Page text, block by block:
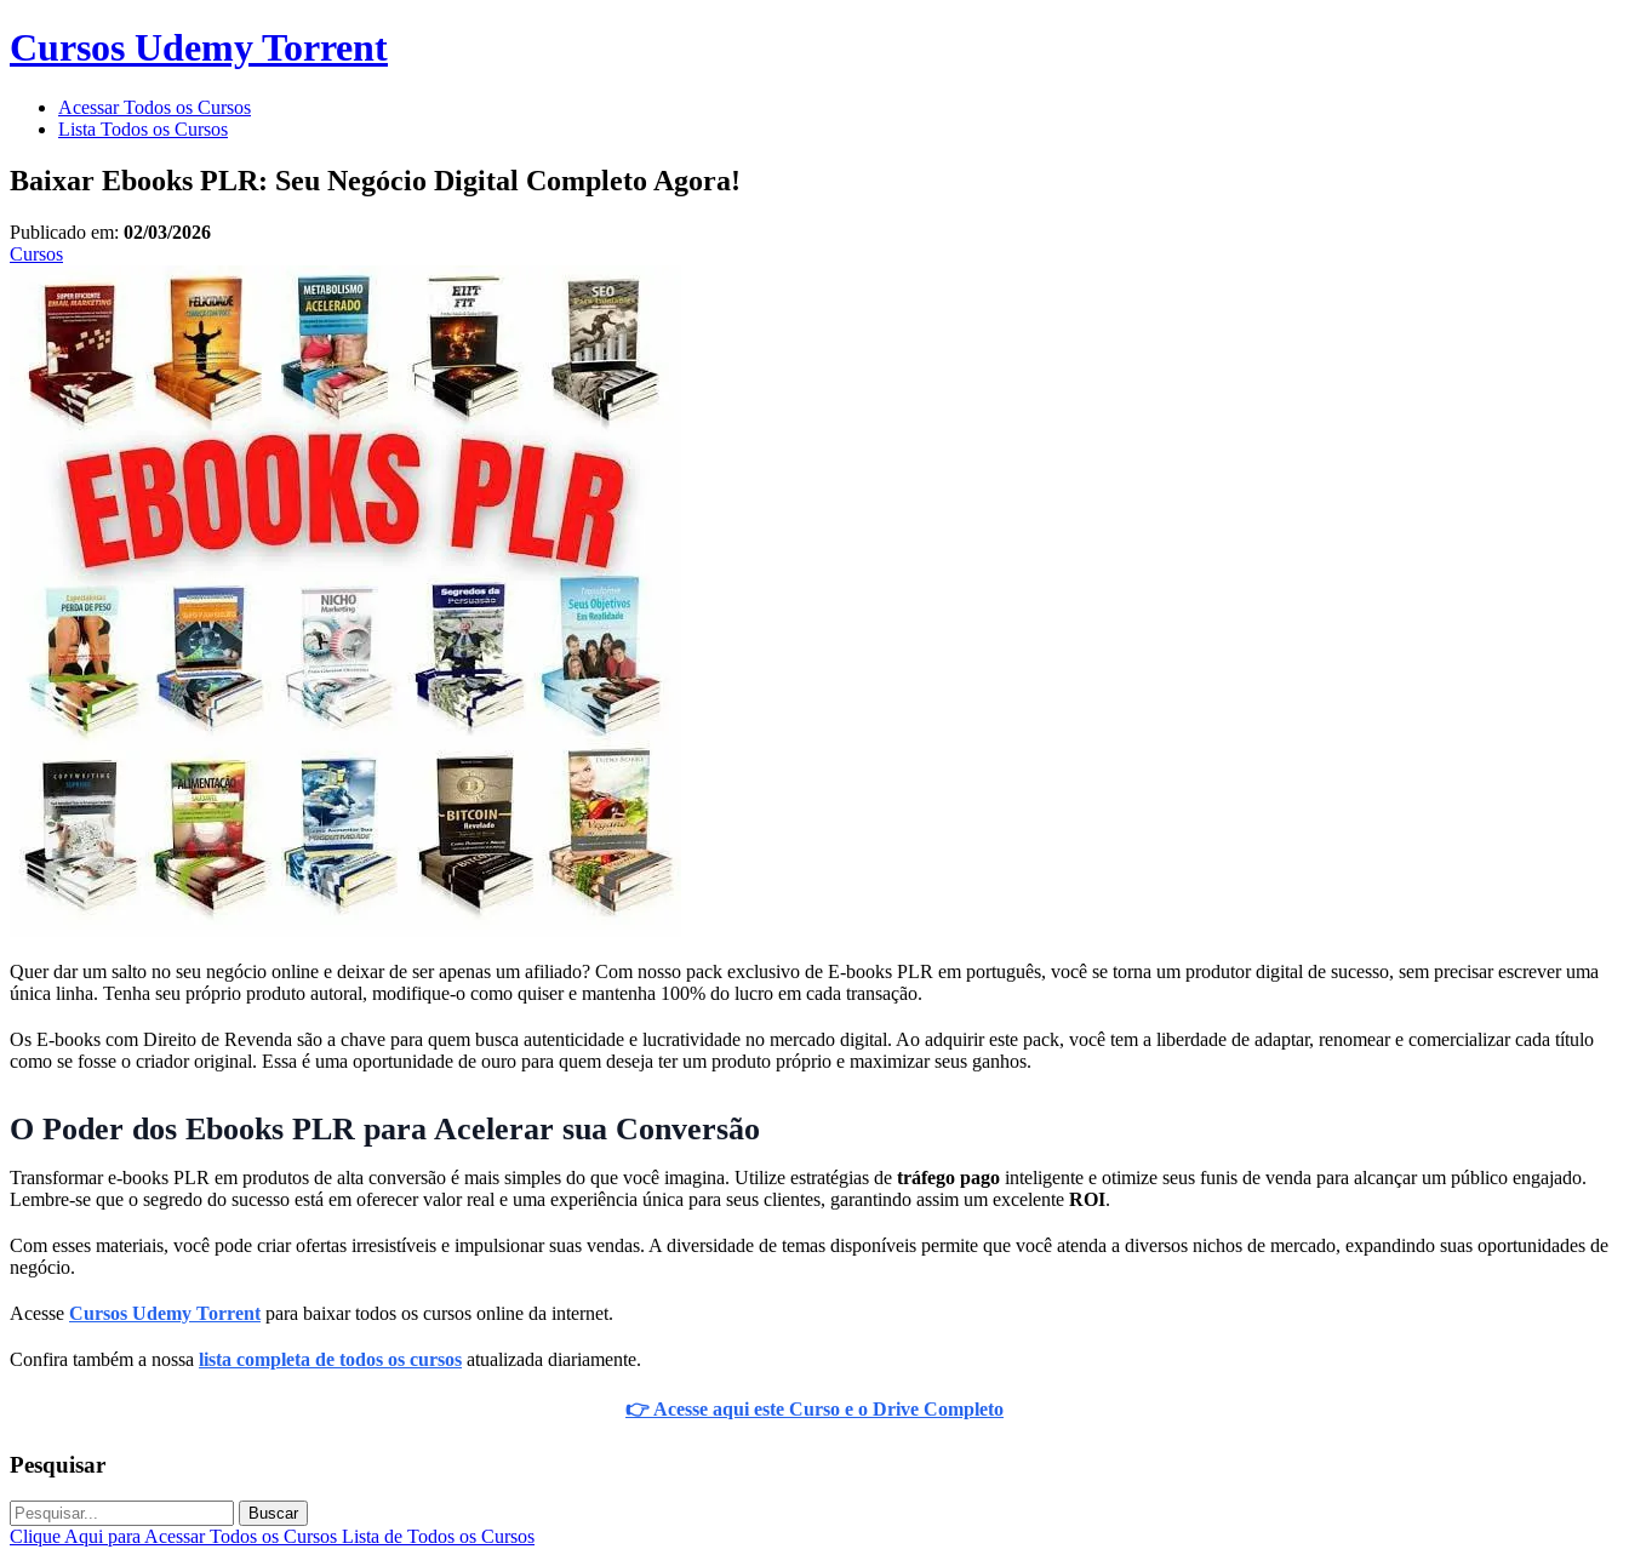
Cursos Udemy Torrent
Acessar Todos os Cursos
Lista Todos os Cursos
Baixar Ebooks PLR: Seu Negócio Digital Completo Agora!
Publicado em: 02/03/2026
Cursos
Quer dar um salto no seu negócio online e deixar de ser apenas um afiliado? Com nosso pack exclusivo de E-books PLR em português, você se torna um produtor digital de sucesso, sem precisar escrever uma
única linha. Tenha seu próprio produto autoral, modifique-o como quiser e mantenha 100% do lucro em cada transação.
Os E-books com Direito de Revenda são a chave para quem busca autenticidade e lucratividade no mercado digital. Ao adquirir este pack, você tem a liberdade de adaptar, renomear e comercializar cada título
como se fosse o criador original. Essa é uma oportunidade de ouro para quem deseja ter um produto próprio e maximizar seus ganhos.
O Poder dos Ebooks PLR para Acelerar sua Conversão
Transformar e-books PLR em produtos de alta conversão é mais simples do que você imagina. Utilize estratégias de tráfego pago inteligente e otimize seus funis de venda para alcançar um público engajado.
Lembre-se que o segredo do sucesso está em oferecer valor real e uma experiência única para seus clientes, garantindo assim um excelente ROI.
Com esses materiais, você pode criar ofertas irresistíveis e impulsionar suas vendas. A diversidade de temas disponíveis permite que você atenda a diversos nichos de mercado, expandindo suas oportunidades de
negócio.
Acesse Cursos Udemy Torrent para baixar todos os cursos online da internet.
Confira também a nossa lista completa de todos os cursos atualizada diariamente.
👉 Acesse aqui este Curso e o Drive Completo
Pesquisar
Buscar
Clique Aqui para Acessar Todos os Cursos Lista de Todos os Cursos